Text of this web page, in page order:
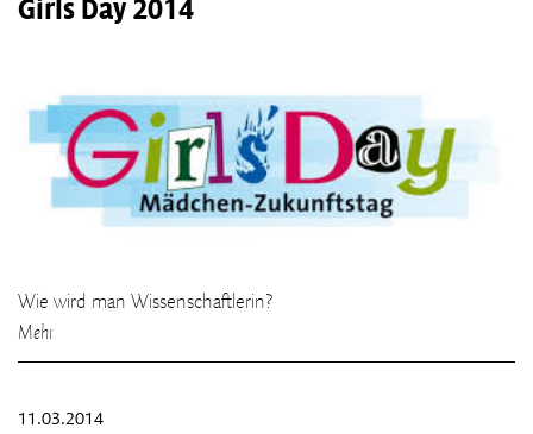
Girls Day 2014
Wie wird man Wissenschaftlerin?
Mehr
11.03.2014